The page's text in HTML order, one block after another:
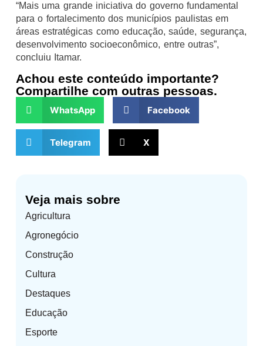
Veja mais sobre
Agricultura
Agronegócio
Construção
Cultura
Destaques
Educação
Esporte
“Mais uma grande iniciativa do governo fundamental
para o fortalecimento dos municípios paulistas em
áreas estratégicas como educação, saúde, segurança,
desenvolvimento socioeconômico, entre outras”,
concluiu Itamar.
Achou este conteúdo importante?
Compartilhe com outras pessoas.
WhatsApp Facebook
Telegram X